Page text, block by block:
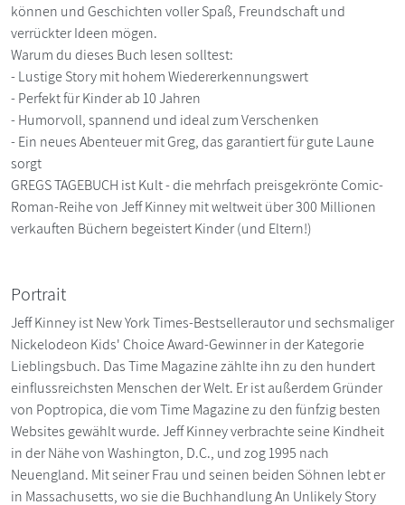
können und Geschichten voller Spaß, Freundschaft und
verrückter Ideen mögen.
Warum du dieses Buch lesen solltest:
- Lustige Story mit hohem Wiedererkennungswert
- Perfekt für Kinder ab 10 Jahren
- Humorvoll, spannend und ideal zum Verschenken
- Ein neues Abenteuer mit Greg, das garantiert für gute Laune
sorgt
GREGS TAGEBUCH ist Kult - die mehrfach preisgekrönte Comic-
Roman-Reihe von Jeff Kinney mit weltweit über 300 Millionen
verkauften Büchern begeistert Kinder (und Eltern!)
Portrait
Jeff Kinney ist New York Times-Bestsellerautor und sechsmaliger
Nickelodeon Kids' Choice Award-Gewinner in der Kategorie
Lieblingsbuch. Das Time Magazine zählte ihn zu den hundert
einflussreichsten Menschen der Welt. Er ist außerdem Gründer
von Poptropica, die vom Time Magazine zu den fünfzig besten
Websites gewählt wurde. Jeff Kinney verbrachte seine Kindheit
in der Nähe von Washington, D.C., und zog 1995 nach
Neuengland. Mit seiner Frau und seinen beiden Söhnen lebt er
in Massachusetts, wo sie die Buchhandlung An Unlikely Story